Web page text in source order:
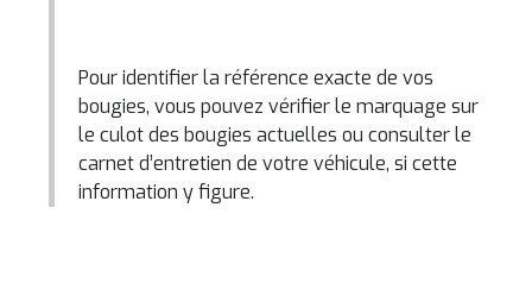
Pour identifier la référence exacte de vos
bougies, vous pouvez vérifier le marquage sur
le culot des bougies actuelles ou consulter le
carnet d’entretien de votre véhicule, si cette
information y figure.